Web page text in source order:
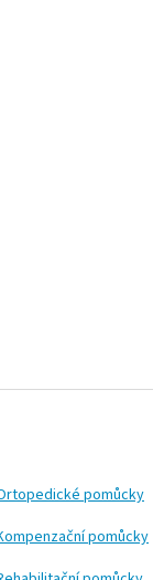
pomůcky
pomůcky